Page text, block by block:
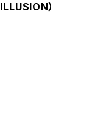
）